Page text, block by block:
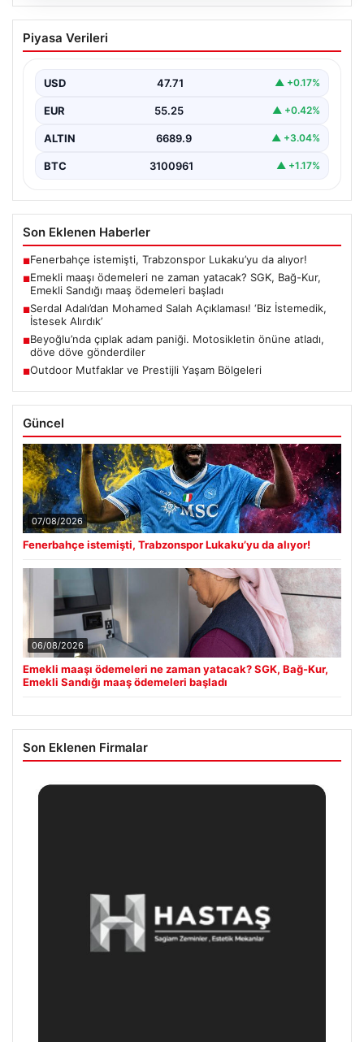
Emekli maaşı ödemeleri ne zaman
yatacak? SGK, Bağ-Kur, Emekli Sandığı
Piyasa Verileri
USD 47.71 ▲ +0.17%
EUR 55.25 ▲ +0.42%
ALTIN 6689.9 ▲ +3.04%
BTC 3100961 ▲ +1.17%
Son Eklenen Haberler
■Fenerbahçe istemişti, Trabzonspor Lukaku’yu da alıyor!
■Emekli maaşı ödemeleri ne zaman yatacak? SGK, Bağ-Kur,
Emekli Sandığı maaş ödemeleri başladı
■Serdal Adalı’dan Mohamed Salah Açıklaması! ‘Biz İstemedik,
İstesek Alırdık’
■Beyoğlu’nda çıplak adam paniği. Motosikletin önüne atladı,
döve döve gönderdiler
■Outdoor Mutfaklar ve Prestijli Yaşam Bölgeleri
Güncel
07/08/2026
Fenerbahçe istemişti, Trabzonspor Lukaku’yu da alıyor!
06/08/2026
Emekli maaşı ödemeleri ne zaman yatacak? SGK, Bağ-Kur,
Emekli Sandığı maaş ödemeleri başladı
Son Eklenen Firmalar